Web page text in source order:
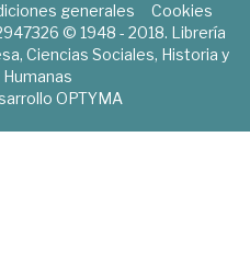
generales
Cookies
© 1948 - 2018. Librería
Ciencias Sociales, Historia y
OPTYMA